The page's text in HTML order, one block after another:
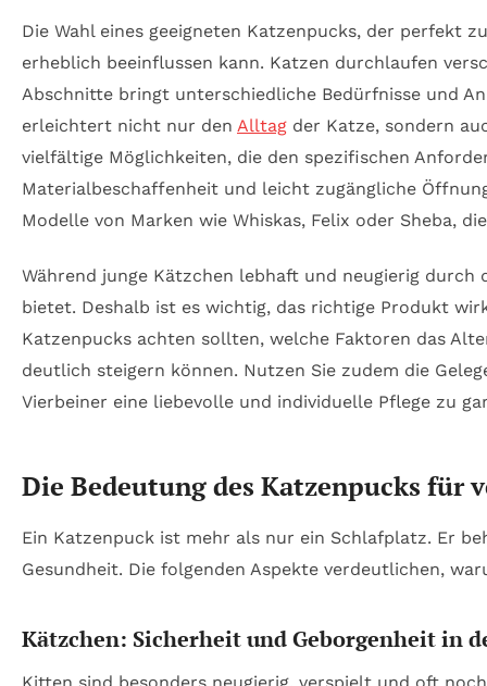
Die Wahl eines geeigneten Katzenpucks, der perfekt
erheblich beeinflussen kann. Katzen durchlaufen
Abschnitte bringt unterschiedliche Bedürfnisse und
erleichtert nicht nur den Alltag der Katze, sondern
vielfältige Möglichkeiten, die den spezifischen
Materialbeschaffenheit und leicht zugängliche
Modelle von Marken wie Whiskas, Felix oder Sheba,
Während junge Kätzchen lebhaft und neugierig
bietet. Deshalb ist es wichtig, das richtige Produkt
Katzenpucks achten sollten, welche Faktoren das
deutlich steigern können. Nutzen Sie zudem die
Vierbeiner eine liebevolle und individuelle Pflege zu
Die Bedeutung des Katzenpucks für
Ein Katzenpuck ist mehr als nur ein Schlafplatz. Er
Gesundheit. Die folgenden Aspekte verdeutlichen,
Kätzchen: Sicherheit und Geborgenheit in